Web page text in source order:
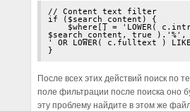
// Content text filter
if ($search_content) {
$where[] = 'LOWER(
$search_content, true
' OR LOWER( c.fulltext )
}
После всех этих действий поиск по
поле фильтрации после поиска оно
эту проблему найдите в этом же